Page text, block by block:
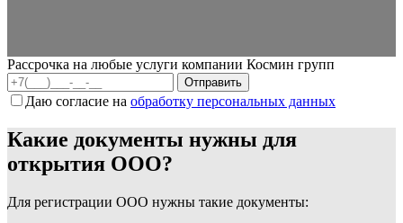
Рассрочка на любые услуги компании Космин групп
Даю согласие на обработку персональных данных
Какие документы нужны для
открытия ООО?
Для регистрации ООО нужны такие документы: